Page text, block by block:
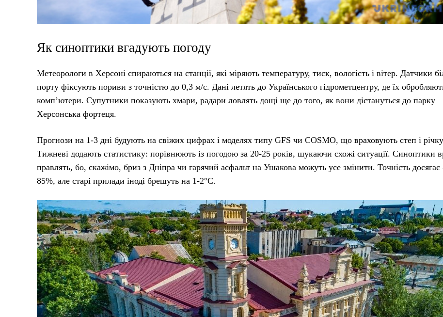
Як синоптики вгадують погоду
Метеорологи в Херсоні спираються на станції, які міряють температуру, тиск, вологість і вітер. Датчики
порту фіксують пориви з точністю до 0,3 м/с. Дані летять до Українського гідрометцентру, де їх
комп’ютери. Супутники показують хмари, радари ловлять дощі ще до того, як вони дістануться до парку
Херсонська фортеця.
Прогнози на 1-3 дні будують на свіжих цифрах і моделях типу GFS чи COSMO, що враховують степ і
Тижневі додають статистику: порівнюють із погодою за 20-25 років, шукаючи схожі ситуації. Синоптики
правлять, бо, скажімо, бриз з Дніпра чи гарячий асфальт на Ушакова можуть усе змінити. Точність досягає
85%, але старі прилади іноді брешуть на 1-2°C.